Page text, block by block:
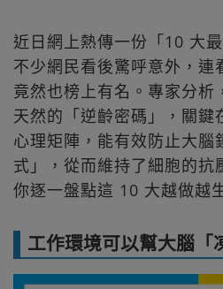
近日網上熱傳一份「10 大
不少網民看後驚呼意外，連
竟然也榜上有名。專家分析
天然的「逆齡密碼」，關鍵
心理矩陣，能有效防止大腦
式」，從而維持了細胞的抗
你逐一盤點這 10 大越做越
工作環境可以幫大腦「